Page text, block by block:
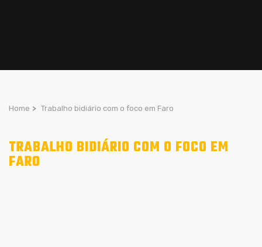
Home > Trabalho bidiário com o foco em Faro
TRABALHO BIDIÁRIO COM O FOCO EM
FARO